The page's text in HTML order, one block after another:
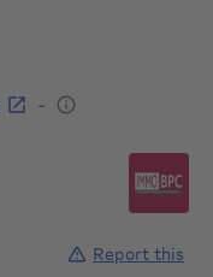
-
Report this